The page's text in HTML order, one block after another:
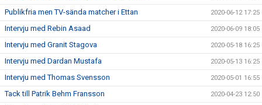
Publikfria men TV-sända matcher i Ettan 2020-06-12 17:25
Intervju med Rebin Asaad 2020-06-09 18:05
Intervju med Granit Stagova 2020-05-18 16:25
Intervju med Dardan Mustafa 2020-05-13 16:25
Intervju med Thomas Svensson 2020-05-01 16:55
Tack till Patrik Behm Fransson 2020-04-23 12:50